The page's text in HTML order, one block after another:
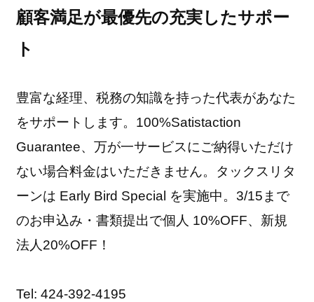
顧客満足が最優先の充実したサポー
ト
豊富な経理、税務の知識を持った代表があなた
をサポートします。100%Satistaction
Guarantee、万が一サービスにご納得いただけ
ない場合料金はいただきません。タックスリタ
ーンは Early Bird Special を実施中。3/15まで
のお申込み・書類提出で個人 10%OFF、新規
法人20%OFF！
Tel: 424-392-4195